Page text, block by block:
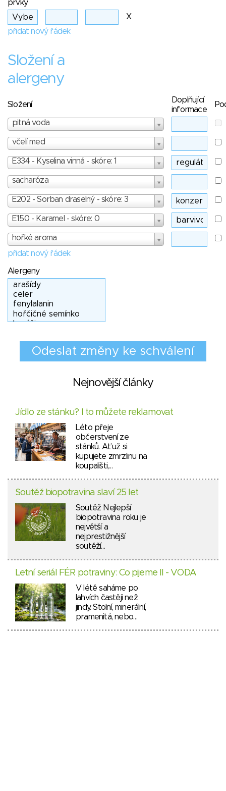
prvky
X
přidat nový řádek
Složení a
alergeny
Složení
Doplňující
informace
pitná voda
včelí med
E334 - Kyselina vinná - skóre: 1
sacharóza
E202 - Sorban draselný - skóre: 3
E150 - Karamel - skóre: 0
hořké aroma
přidat nový řádek
Alergeny
Nejnovější články
Jídlo ze stánku? I to můžete reklamovat
Léto přeje
občerstvení ze
stánků. Ať už si
kupujete zmrzlinu na
koupališti,…
Soutěž biopotravina slaví 25 let
Soutěž Nejlepší
biopotravina roku je
největší a
nejprestižnější
soutěží…
Letní seriál FÉR potraviny: Co pijeme II - VODA
V létě saháme po
lahvích častěji než
jindy. Stolní, minerální,
pramenitá, nebo…